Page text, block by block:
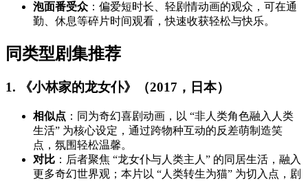
泡面番受众 ：偏爱短时长、轻剧情动画的观众，可在通
勤、休息等碎片时间观看，快速收获轻松与快乐。
同类型剧集推荐
1. 《小林家的龙女仆》（2017，日本）
相似点 ：同为奇幻喜剧动画，以 “非人类角色融入人类
生活” 为核心设定，通过跨物种互动的反差萌制造笑
点，氛围轻松温馨。
对比 ：后者聚焦 “龙女仆与人类主人” 的同居生活，融入
更多奇幻世界观；本片以 “人类转生为猫” 为切入点，剧